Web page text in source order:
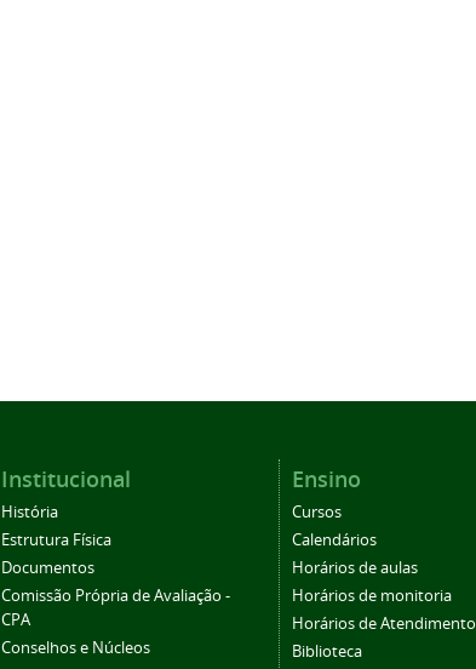
Institucional
História
Estrutura Física
Documentos
Comissão Própria de Avaliação -
CPA
Conselhos e Núcleos
Ensino
Cursos
Calendários
Horários de aulas
Horários de monitoria
Horários de Atendimento
Biblioteca